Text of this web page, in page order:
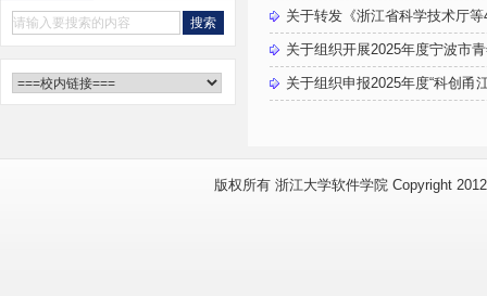
关于转发《浙江省科学技术厅等
关于组织开展2025年度宁波市
关于组织申报2025年度“科创甬
版权所有 浙江大学软件学院 Copyright